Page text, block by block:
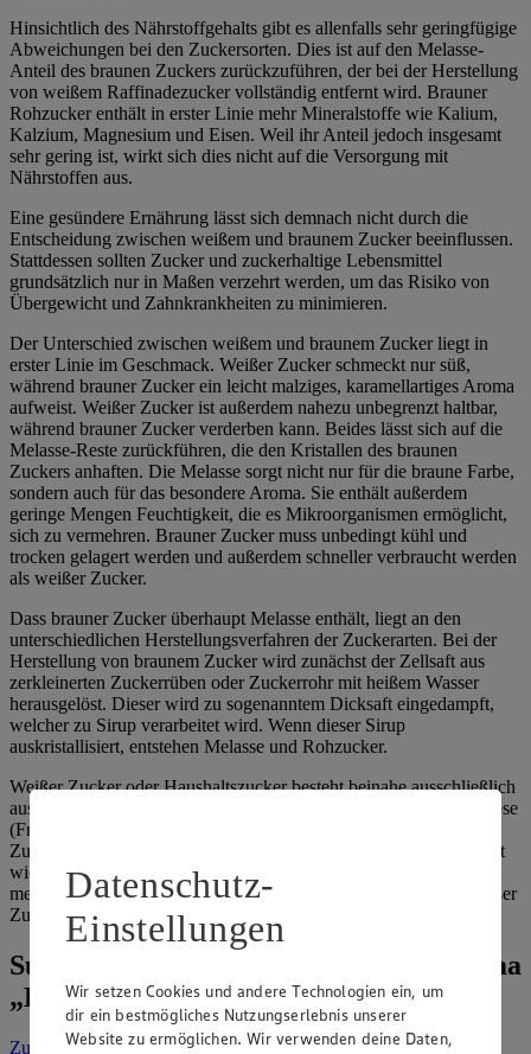
Hinsichtlich des Nährstoffgehalts gibt es allenfalls sehr geringfügige
Abweichungen bei den Zuckersorten. Dies ist auf den Melasse-
Anteil des braunen Zuckers zurückzuführen, der bei der Herstellung
von weißem Raffinadezucker vollständig entfernt wird. Brauner
Rohzucker enthält in erster Linie mehr Mineralstoffe wie Kalium,
Kalzium, Magnesium und Eisen. Weil ihr Anteil jedoch insgesamt
sehr gering ist, wirkt sich dies nicht auf die Versorgung mit
Nährstoffen aus.
Eine gesündere Ernährung lässt sich demnach nicht durch die
Entscheidung zwischen weißem und braunem Zucker beeinflussen.
Stattdessen sollten Zucker und zuckerhaltige Lebensmittel
grundsätzlich nur in Maßen verzehrt werden, um das Risiko von
Übergewicht und Zahnkrankheiten zu minimieren.
Der Unterschied zwischen weißem und braunem Zucker liegt in
erster Linie im Geschmack. Weißer Zucker schmeckt nur süß,
während brauner Zucker ein leicht malziges, karamellartiges Aroma
aufweist. Weißer Zucker ist außerdem nahezu unbegrenzt haltbar,
während brauner Zucker verderben kann. Beides lässt sich auf die
Melasse-Reste zurückführen, die den Kristallen des braunen
Zuckers anhaften. Die Melasse sorgt nicht nur für die braune Farbe,
sondern auch für das besondere Aroma. Sie enthält außerdem
geringe Mengen Feuchtigkeit, die es Mikroorganismen ermöglicht,
sich zu vermehren. Brauner Zucker muss unbedingt kühl und
trocken gelagert werden und außerdem schneller verbraucht werden
als weißer Zucker.
Dass brauner Zucker überhaupt Melasse enthält, liegt an den
unterschiedlichen Herstellungsverfahren der Zuckerarten. Bei der
Herstellung von braunem Zucker wird zunächst der Zellsaft aus
zerkleinerten Zuckerrüben oder Zuckerrohr mit heißem Wasser
herausgelöst. Dieser wird zu sogenanntem Dicksaft eingedampft,
welcher zu Sirup verarbeitet wird. Wenn dieser Sirup
auskristallisiert, entstehen Melasse und Rohzucker.
Weißer Zucker oder Haushaltszucker besteht beinahe ausschließlich
aus Saccharose, die sich aus Glukose (Traubenzucker) und Fruktose
(Fruchtzucker) zusammensetzt. Er wird in der Regel aus
Zuckerrüben gewonnen und nach dem gleichen Prinzip hergestellt
wie brauner Zucker. Allerdings wird die Melasse anschließend in
mehreren Reinigungsstufen entfernt, sodass besonders feiner weißer
Zucker entsteht.
Suche weitere Tipps & Tricks zum Thema
„Ernährung“
Zur Suchevorgefiltert nach Kategorie: Ernährung
Datenschutz-
Einstellungen
Wir setzen Cookies und andere Technologien ein, um
dir ein bestmögliches Nutzungserlebnis unserer
Website zu ermöglichen. Wir verwenden deine Daten,